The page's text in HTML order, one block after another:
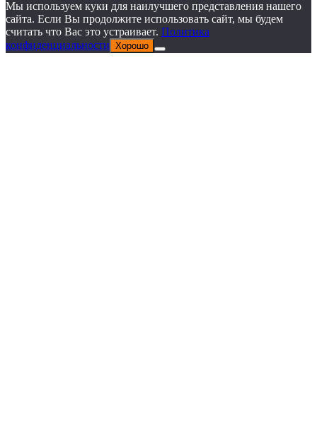
Мы используем куки для наилучшего представления нашего
сайта. Если Вы продолжите использовать сайт, мы будем
считать что Вас это устраивает. Политика
конфиденциальности Хорошо